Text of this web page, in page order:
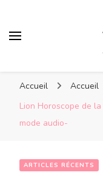
Accueil Accueil
Lion Horoscope de
mode audio-
ARTICLES RÉCENTS